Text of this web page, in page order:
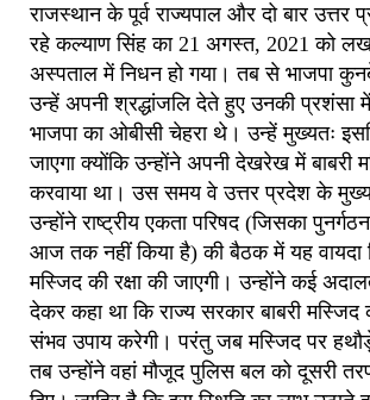
राजस्थान के पूर्व राज्यपाल और दो बार उत्तर
रहे कल्याण सिंह का 21 अगस्त, 2021 को
अस्पताल में निधन हो गया। तब से भाजपा
उन्हें अपनी श्रद्धांजलि देते हुए उनकी प्रशंसा
भाजपा का ओबीसी चेहरा थे। उन्हें मुख्यतः
जाएगा क्योंकि उन्होंने अपनी देखरेख में बाबरी
करवाया था। उस समय वे उत्तर प्रदेश के
उन्होंने राष्ट्रीय एकता परिषद (जिसका
आज तक नहीं किया है) की बैठक में यह वायदा
मस्जिद की रक्षा की जाएगी। उन्होंने कई
देकर कहा था कि राज्य सरकार बाबरी मस्जिद
संभव उपाय करेगी। परंतु जब मस्जिद पर
तब उन्होंने वहां मौजूद पुलिस बल को दूसरी